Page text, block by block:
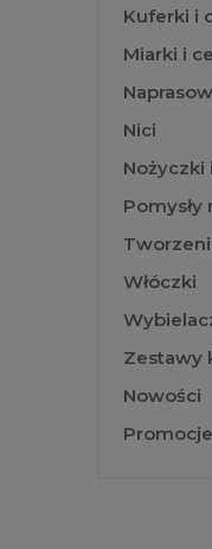
Kuferki i
Miarki i
Nici
Nożyczki
Pomysły
Włóczki
Zestawy
Nowości
Promocje